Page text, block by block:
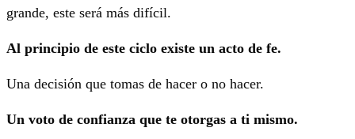
grande, este será más difícil.
Al principio de este ciclo existe un acto de fe.
Una decisión que tomas de hacer o no hacer.
Un voto de confianza que te otorgas a ti mismo.